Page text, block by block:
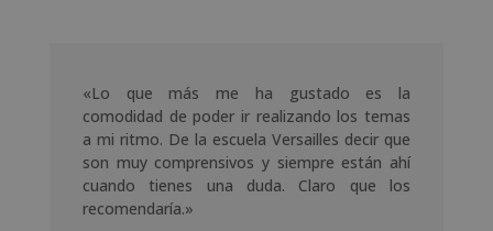
«Lo que más me ha gustado es la
comodidad de poder ir realizando los temas
a mi ritmo. De la escuela Versailles decir que
son muy comprensivos y siempre están ahí
cuando tienes una duda. Claro que los
recomendaría.»